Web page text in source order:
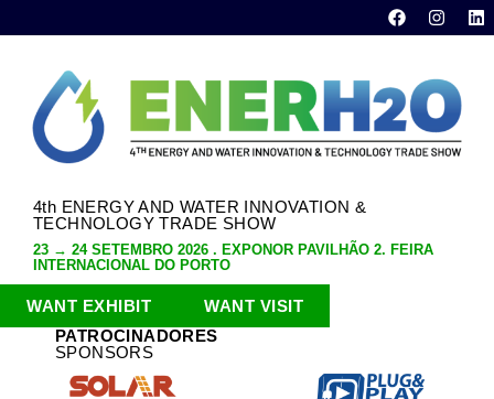
4th ENERGY AND WATER INNOVATION &
TECHNOLOGY TRADE SHOW
23 → 24 SETEMBRO 2026 . EXPONOR PAVILHÃO 2. FEIRA
INTERNACIONAL DO PORTO
WANT EXHIBIT
WANT VISIT
PATROCINADORES
SPONSORS